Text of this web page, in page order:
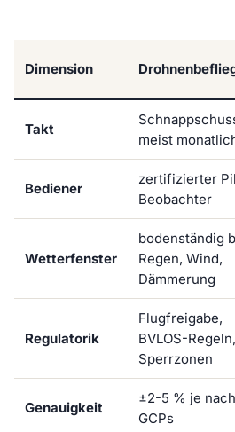
Dimension
Takt
meist
Bediener
zertifizierter
Beobachter
Wetterfenster
bodenständig
Regen, Wind,
Dämmerung
Regulatorik
Flugfreigabe,
BVLOS-Regeln,
Sperrzonen
Genauigkeit
±2-5 % je nach
GCPs